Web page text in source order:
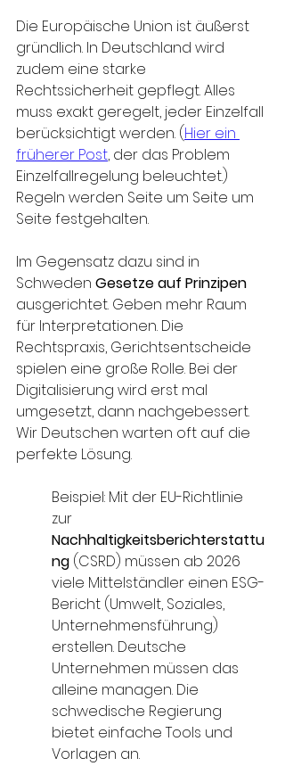
Die Europäische Union ist äußerst
gründlich. In Deutschland wird
zudem eine starke
Rechtssicherheit gepflegt. Alles
muss exakt geregelt, jeder Einzelfall
berücksichtigt werden. (Hier ein
früherer Post, der das Problem
Einzelfallregelung beleuchtet.)
Regeln werden Seite um Seite um
Seite festgehalten.
Im Gegensatz dazu sind in
Schweden Gesetze auf Prinzipen
ausgerichtet. Geben mehr Raum
für Interpretationen. Die
Rechtspraxis, Gerichtsentscheide
spielen eine große Rolle. Bei der
Digitalisierung wird erst mal
umgesetzt, dann nachgebessert.
Wir Deutschen warten oft auf die
perfekte Lösung.
Beispiel: Mit der EU-Richtlinie
zur
Nachhaltigkeitsberichterstattu
ng (CSRD) müssen ab 2026
viele Mittelständler einen ESG-
Bericht (Umwelt, Soziales,
Unternehmensführung)
erstellen. Deutsche
Unternehmen müssen das
alleine managen. Die
schwedische Regierung
bietet einfache Tools und
Vorlagen an.